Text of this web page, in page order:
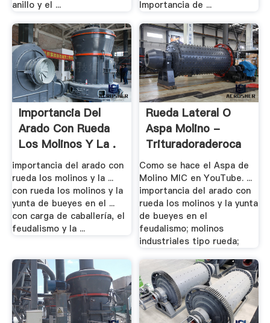
anillo y el ...
Importancia de ...
Importancia Del
Arado Con Rueda
Los Molinos Y La .
importancia del arado con
rueda los molinos y la ...
con rueda los molinos y la
yunta de bueyes en el ...
con carga de caballería, el
feudalismo y la ...
Rueda Lateral O
Aspa Molino -
Trituradoraderoca
Como se hace el Aspa de
Molino MIC en YouTube. ...
importancia del arado con
rueda los molinos y la yunta
de bueyes en el
feudalismo; molinos
industriales tipo rueda;